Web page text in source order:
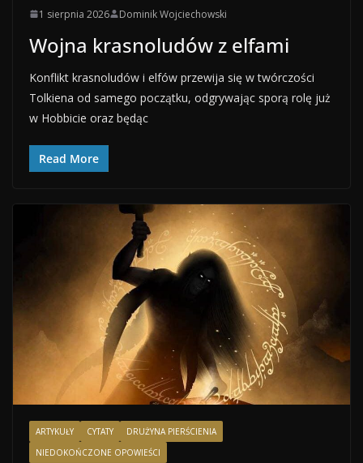
1 sierpnia 2026 Dominik Wojciechowski
Wojna krasnoludów z elfami
Konflikt krasnoludów i elfów przewija się w twórczości
Tolkiena od samego początku, odgrywając sporą rolę już
w Hobbicie oraz będąc
Read More
ARTYKUŁY CYTATY
DRUŻYNA PIERŚCIENIA
NIEDOKOŃCZONE OPOWIEŚCI